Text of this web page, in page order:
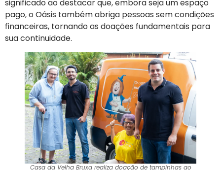
significado ao destacar que, embora seja um espaço
pago, o Oásis também abriga pessoas sem condições
financeiras, tornando as doações fundamentais para
sua continuidade.
Casa da Velha Bruxa realiza doação de tampinhas ao